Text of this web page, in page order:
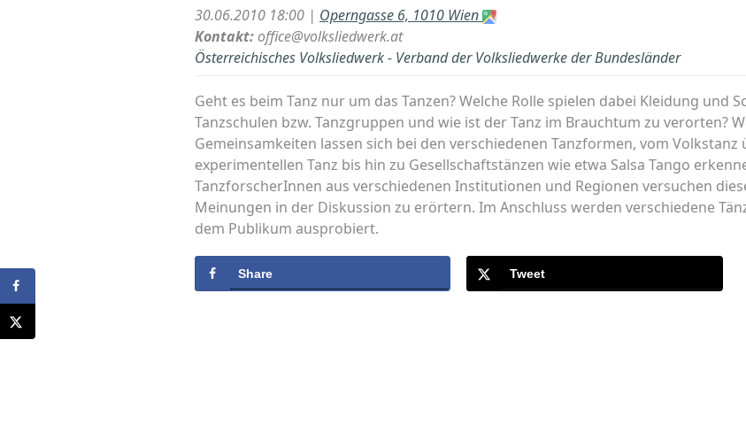
30.06.2010 18:00 | Operngasse 6, 1010 Wien
Kontakt:office@volksliedwerk.at
Österreichisches Volksliedwerk - Verband der Volksliedwerke der Bundesländer
Geht es beim Tanz nur um das Tanzen? Welche Rolle spielen dabei Kleidung und
Tanzschulen bzw. Tanzgruppen und wie ist der Tanz im Brauchtum zu verorten?
Gemeinsamkeiten lassen sich bei den verschiedenen Tanzformen, vom
experimentellen Tanz bis hin zu Gesellschaftstänzen wie etwa Salsa Tango
TanzforscherInnen aus verschiedenen Institutionen und Regionen versuchen
Meinungen in der Diskussion zu erörtern. Im Anschluss werden verschiedene
dem Publikum ausprobiert.
Share Tweet